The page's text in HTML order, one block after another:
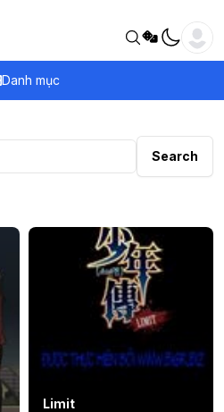
Danh mục
Search
Limit